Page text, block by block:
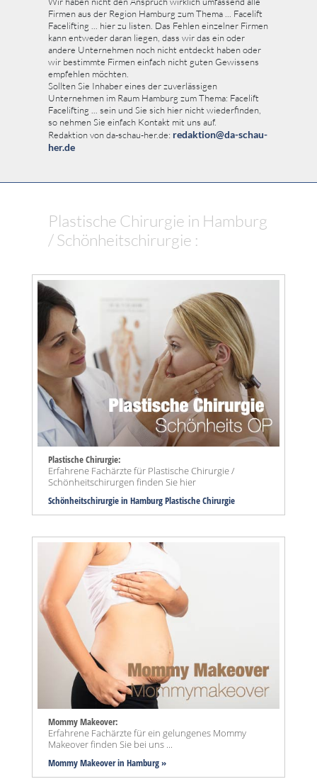
Firmen aus der Region Hamburg zum Thema ... Facelift
Facelifting ... hier zu listen. Das Fehlen einzelner Firmen
kann entweder daran liegen, dass wir das ein oder
andere Unternehmen noch nicht entdeckt haben oder
wir bestimmte Firmen einfach nicht guten Gewissens
empfehlen möchten.
Sollten Sie Inhaber eines der zuverlässigen
Unternehmen im Raum Hamburg zum Thema: Facelift
Facelifting ... sein und Sie sich hier nicht wiederfinden,
so nehmen Sie einfach Kontakt mit uns auf.
Redaktion von da-schau-her.de: redaktion@da-schau-
her.de
Plastische Chirurgie in Hamburg
/ Schönheitschirurgie :
Plastische Chirurgie:
Erfahrene Fachärzte für Plastische Chirurgie /
Schönheitschirurgen finden Sie hier
Schönheitschirurgie in Hamburg Plastische Chirurgie
Mommy Makeover:
Erfahrene Fachärzte für ein gelungenes Mommy
Makeover finden Sie bei uns ...
Mommy Makeoverin Hamburg »